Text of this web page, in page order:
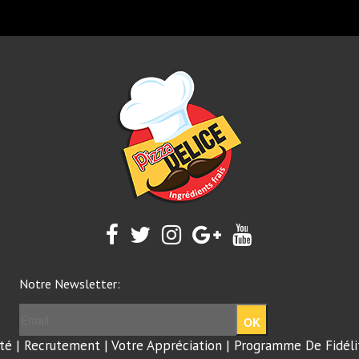
Notre Newsletter:
OK
| Recrutement| Votre Appréciation | Programme De